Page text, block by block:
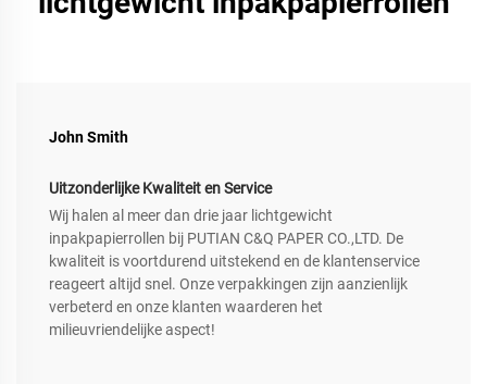
John Smith
Uitzonderlijke Kwaliteit en Service
Wij halen al meer dan drie jaar lichtgewicht
inpakpapierrollen bij PUTIAN C&Q PAPER CO.,LTD. De
kwaliteit is voortdurend uitstekend en de klantenservice
reageert altijd snel. Onze verpakkingen zijn aanzienlijk
verbeterd en onze klanten waarderen het
milieuvriendelijke aspect!